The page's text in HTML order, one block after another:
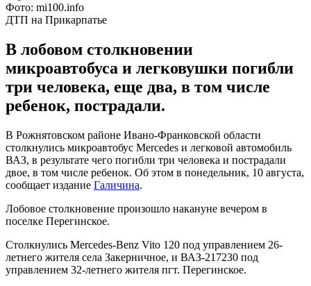
Фото: mi100.info
ДТП на Прикарпатье
В лобовом столкновении
микроавтобуса и легковушки погибли
три человека, еще два, в том числе
ребенок, пострадали.
В Рожнятовском районе Ивано-Франковской области
столкнулись микроавтобус Mercedes и легковой автомобиль
ВАЗ, в результате чего погибли три человека и пострадали
двое, в том числе ребенок. Об этом в понедельник, 10 августа,
сообщает издание Галичина.
Лобовое столкновение произошло накануне вечером в
поселке Перегинское.
Столкнулись Mercedes-Benz Vito 120 под управлением 26-
летнего жителя села Закерничное, и ВАЗ-217230 под
управлением 32-летнего жителя пгт. Перегинское.